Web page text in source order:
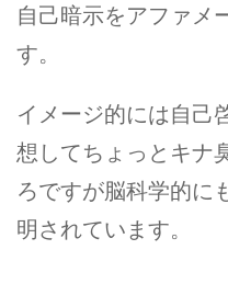
自己暗示をアファメ
す。
イメージ的には自己
想してちょっとキナ
ろですが脳科学的に
明されています。